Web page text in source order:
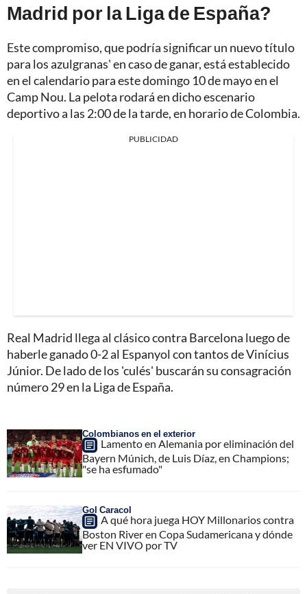
Madrid por la Liga de España?
Este compromiso, que podría significar un nuevo título
para los azulgranas' en caso de ganar, está establecido
en el calendario para este domingo 10 de mayo en el
Camp Nou. La pelota rodará en dicho escenario
deportivo a las 2:00 de la tarde, en horario de Colombia.
PUBLICIDAD
Real Madrid llega al clásico contra Barcelona luego de
haberle ganado 0-2 al Espanyol con tantos de Vinícius
Júnior. De lado de los 'culés' buscarán su consagración
número 29 en la Liga de España.
Colombianos en el exterior
Lamento en Alemania por eliminación del
Bayern Múnich, de Luis Díaz, en Champions;
"se ha esfumado"
Gol Caracol
A qué hora juega HOY Millonarios contra
Boston River en Copa Sudamericana y dónde
ver EN VIVO por TV